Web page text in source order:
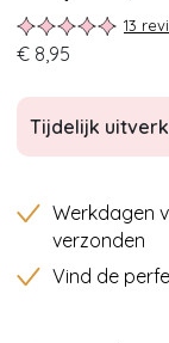
13
€ 8,95
Tijdelijk
Werkdagen
verzonden
Vind de